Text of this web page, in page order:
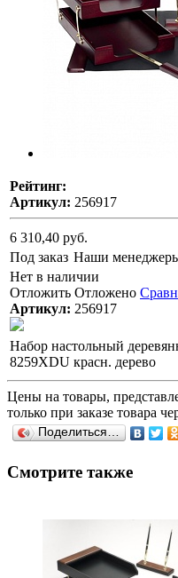
Рейтинг:
Артикул: 256917
6 310,40 руб.
Под заказ Наши менеджеры
Нет в наличии
Отложить Отложено
Артикул: 256917
Набор настольный
8259XDU красн. дерево
Цены на товары,
только при заказе товара
Поделиться…
Смотрите также